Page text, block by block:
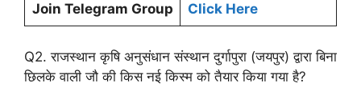
Join Telegram Group Click Here
Q2. राजस्थान कृषि अनुसंधान संस्थान दुर्गापुरा (जयपुर) द्वारा बिना
छिलके वाली जौ की किस नई किस्म को तैयार किया गया है?